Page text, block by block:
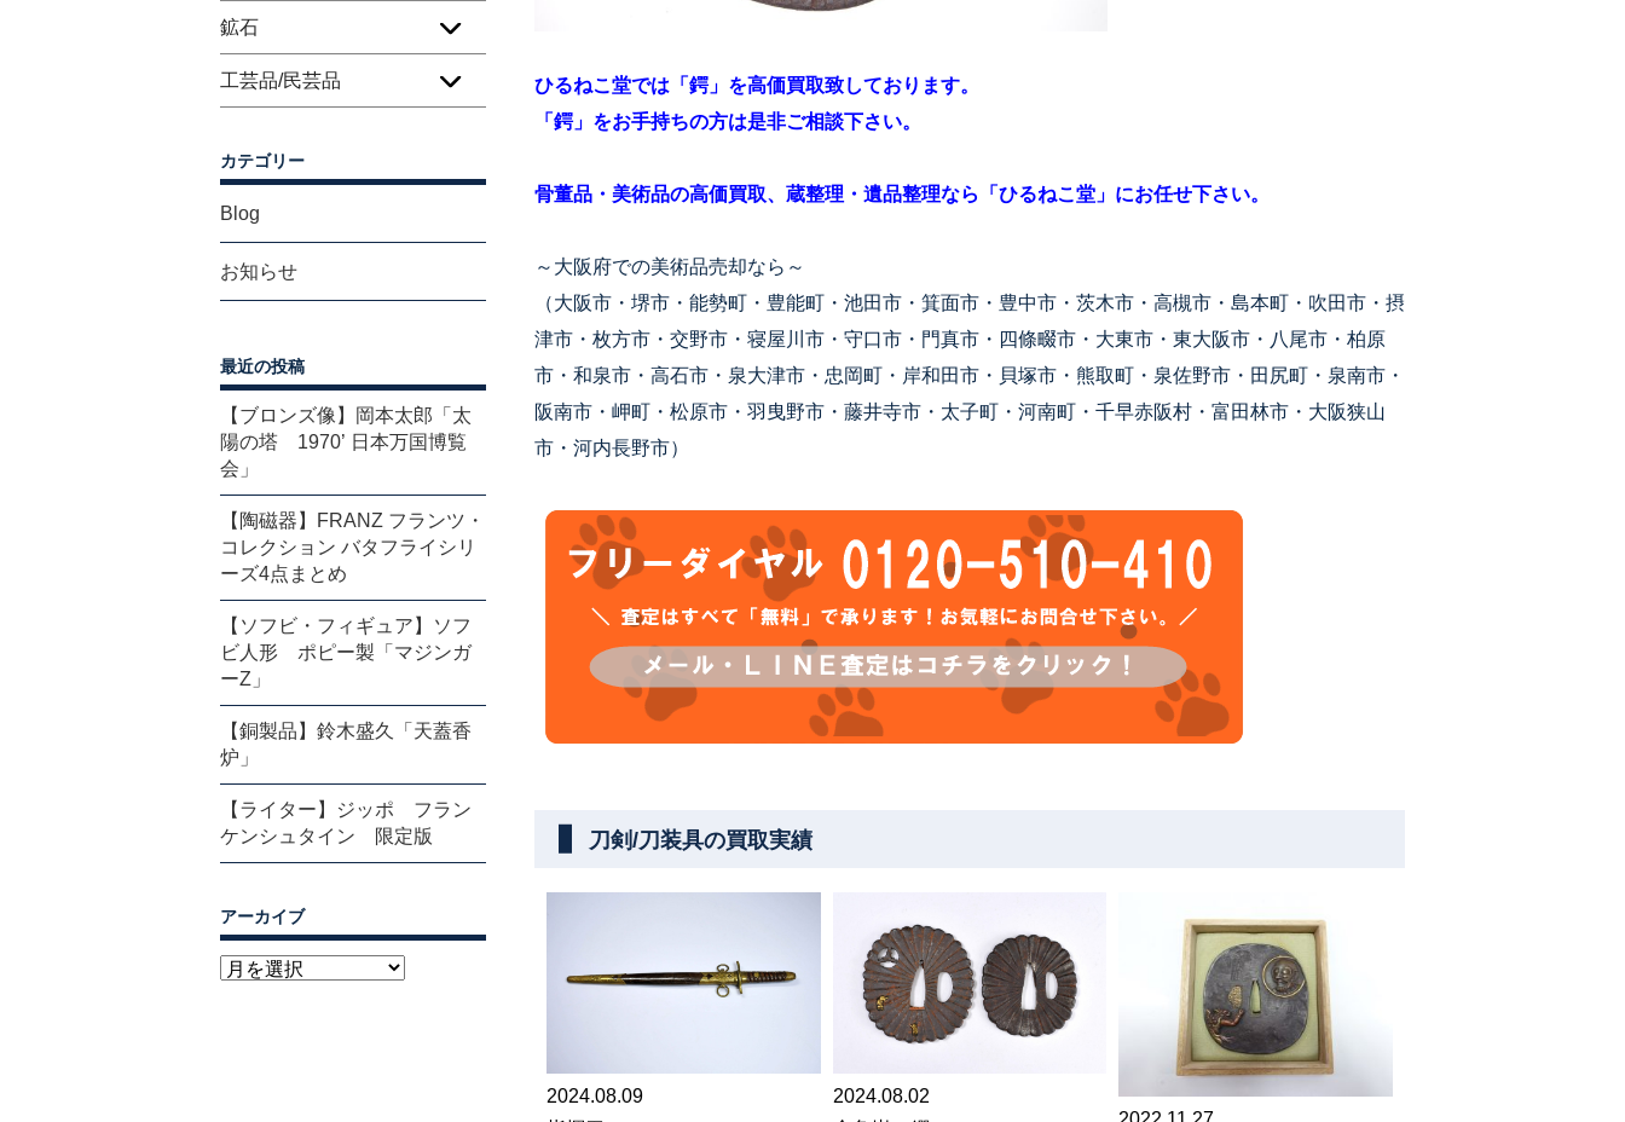
ひるねこ堂では「鍔」を高価買取致しております。
「鍔」をお手持ちの方は是非ご相談下さい。
骨董品・美術品の高価買取、蔵整理・遺品整理なら「ひるねこ堂」にお任せ下さい。
～大阪府での美術品売却なら～
（大阪市・堺市・能勢町・豊能町・池田市・箕面市・豊中市・茨木市・高槻市・島本町・吹田市・摂
津市・枚方市・交野市・寝屋川市・守口市・門真市・四條畷市・大東市・東大阪市・八尾市・柏原
市・和泉市・高石市・泉大津市・忠岡町・岸和田市・貝塚市・熊取町・泉佐野市・田尻町・泉南市・
阪南市・岬町・松原市・羽曳野市・藤井寺市・太子町・河南町・千早赤阪村・富田林市・大阪狭山
市・河内長野市）
刀剣/刀装具の買取実績
2024.08.09
2024.08.02
鉱石
工芸品/民芸品
カテゴリー
Blog
お知らせ
最近の投稿
【ブロンズ像】岡本太郎「太
陽の塔 1970’ 日本万国博覧
会」
【陶磁器】FRANZ フランツ・
コレクション バタフライシリ
ーズ4点まとめ
【ソフビ・フィギュア】ソフ
ビ人形 ポピー製「マジンガ
ーZ」
【銅製品】鈴木盛久「天蓋香
炉」
【ライター】ジッポ フラン
ケンシュタイン 限定版
アーカイブ